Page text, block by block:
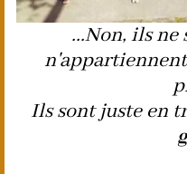
...Non, ils ne
n'appartiennent
Ils sont juste en